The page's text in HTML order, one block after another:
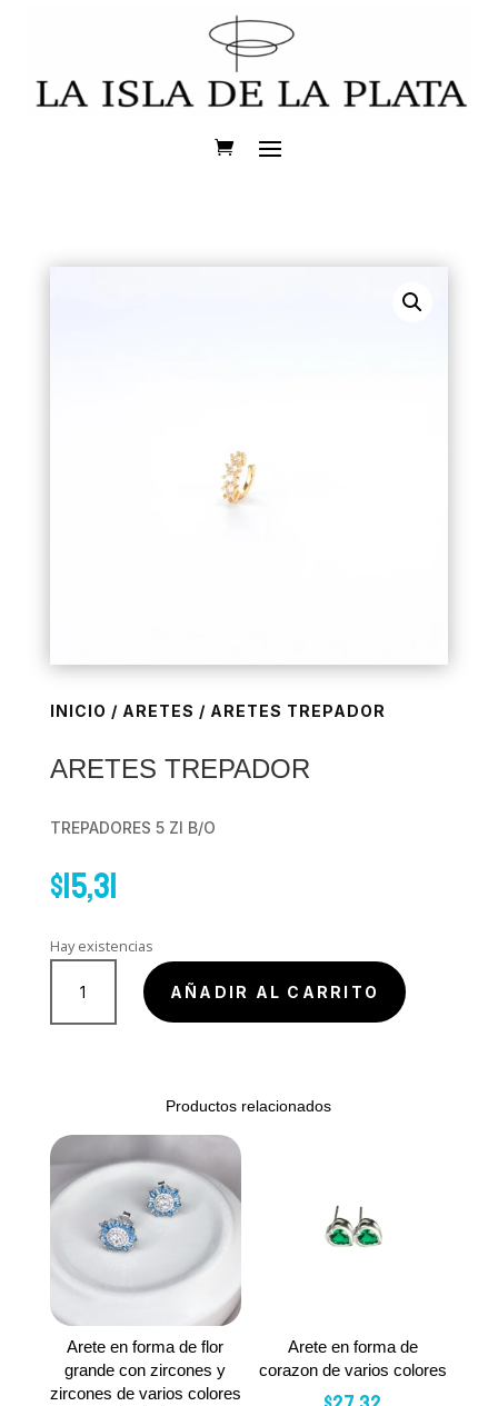
INICIO / ARETES / ARETES TREPADOR
ARETES TREPADOR
TREPADORES 5 ZI B/O
$15,31
Hay existencias
ARETES
TREPADOR
cantidad
AÑADIR AL CARRITO
Productos relacionados
Arete en forma de flor
grande con zircones y
zircones de varios colores
Arete en forma de
corazon de varios colores